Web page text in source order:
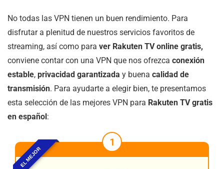
No todas las VPN tienen un buen rendimiento. Para
disfrutar a plenitud de nuestros servicios favoritos de
streaming, así como para ver Rakuten TV online gratis,
conviene contar con una VPN que nos ofrezca conexión
estable, privacidad garantizada y buena calidad de
transmisión. Para ayudarte a elegir bien, te presentamos
esta selección de las mejores VPN para Rakuten TV gratis
en español:
EL MEJOR
1